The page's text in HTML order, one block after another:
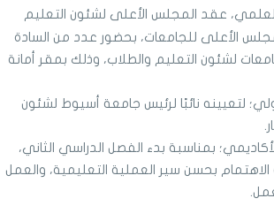
العلمي، عقد المجلس الأعلى لشئون التعليم
الأعلى للجامعات، بحضور عدد من السادة
لشئون التعليم والطلاب، وذلك بمقر أمانة
لتعيينه نائبًا لرئيس جامعة أسيوط لشئون
بمناسبة بدء الفصل الدراسي الثاني،
بحسن سير العملية التعليمية، والعمل